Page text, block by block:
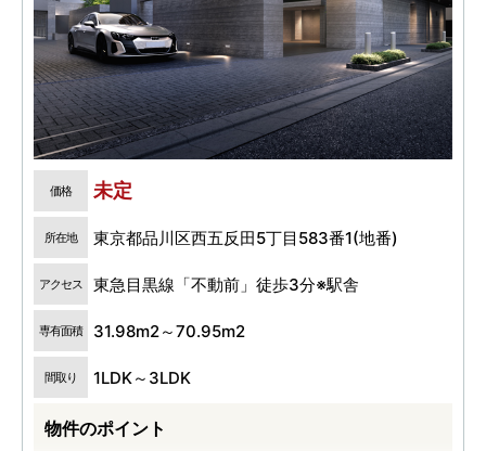
価格 未定
所在地 東京都品川区西五反田5丁目583番1(地番)
アクセス 東急目黒線「不動前」徒歩3分※駅舎
専有面積 31.98m2～70.95m2
間取り 1LDK～3LDK
物件のポイント